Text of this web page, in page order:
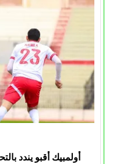
أولمبيك أقبو يندد